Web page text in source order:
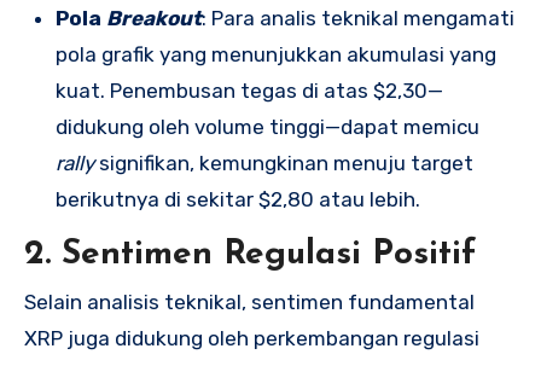
Pola Breakout: Para analis teknikal mengamati
pola grafik yang menunjukkan akumulasi yang
kuat. Penembusan tegas di atas $2,30—
didukung oleh volume tinggi—dapat memicu
rallysignifikan, kemungkinan menuju target
berikutnya di sekitar $2,80 atau lebih.
2. Sentimen Regulasi Positif
Selain analisis teknikal, sentimen fundamental
XRP juga didukung oleh perkembangan regulasi